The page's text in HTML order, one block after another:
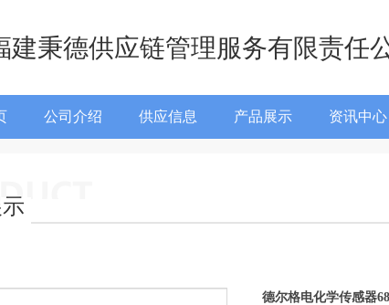
建秉德供应链管理服务有限责任
公司介绍 供应信息 产品展示 资讯中心
德尔格电化学传感器